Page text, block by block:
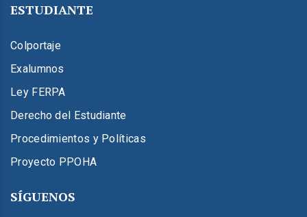
ESTUDIANTE
Colportaje
Exalumnos
Ley FERPA
Derecho del Estudiante
Procedimientos y Políticas
Proyecto PPOHA
SÍGUENOS